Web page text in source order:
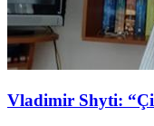
Vladimir Shyti: